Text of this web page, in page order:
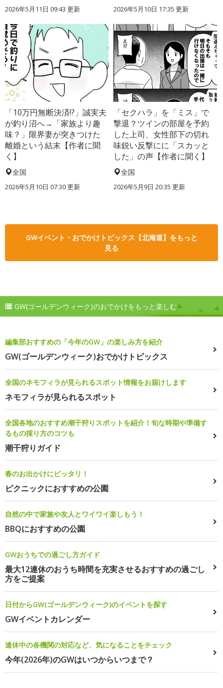
2026年5月11日 09:43 更新 2026年5月10日 17:35 更新
「10万円無断決済!?」誠実夫
が釣り沼へ→「家族より趣
味？」限界妻が突きつけた
離婚という結末【作者に聞
く】
全国
2026年5月10日 07:30 更新
「セクハラ」を「ミス」で
撃退？ツインの部屋を予約
した上司、女性部下の切れ
味鋭い反撃にに「スカッと
した」の声【作者に聞く】
全国
2026年5月9日 20:35 更新
GWイベント・おでかけトピックス【北海道】をもっと
見る
GW(ゴールデンウィーク)のおでかけをもっと楽しむ
編集部おすすめの「今年のGW」の楽しみ方を紹介
GW(ゴールデンウィーク)おでかけトピックス
全国のネモフィラが見られるスポット情報をお届けします
ネモフィラが見られるスポット
全国各地のおすすめ潮干狩りスポットを紹介！旬な時期や準備す
るもの採り方のコツも
潮干狩りガイド
春のお出かけにピッタリ！
ピクニックにおすすめの公園
自然の中で家族や友人とワイワイ楽しもう！
BBQにおすすめの公園
GWおうちでの過ごし方ガイド
最大12連休のおうち時間を充実させるおすすめの過ごし
方をご提案
日付からGW(ゴールデンウィーク)のイベントを探す
GWイベントカレンダー
連休中の各機関の対応など、気になることをチェック
今年(2026年)のGWはいつからいつまで？